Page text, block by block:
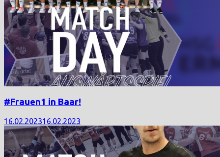
#Frauen1 in Baar!
16.02.202316.02.2023